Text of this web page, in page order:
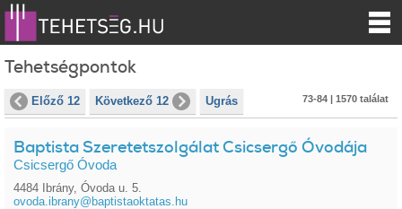
Tehetségpontok
Előző 12 Következő 12 Ugrás 73-84 | 1570 találat
Baptista Szeretetszolgálat Csicsergő Óvodája
Csicsergő Óvoda
4484 Ibrány, Óvoda u. 5.
ovoda.ibrany@baptistaoktatas.hu